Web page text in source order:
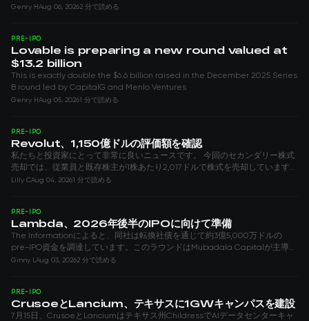
Genry HAug 06, 20262 分で読める
PRE-IPO
Lovable is preparing a new round valued at
$13.2 billion
This is exactly double the $6.6 billion raised in the December 2025 Series
B round led by CapitalG and Menlo Ventures
Genry HAug 05, 20261 分で読める
PRE-IPO
Revolut、1,150億ドルの評価額を確認
私たちと投資家にとって非常に良いニュースです。 今回のセカンダリー株式
売却では、従業員と既存株主が1株あたり2,017ドルで株式を売却しています。
これは2025年11月に設定された750億ドルの評価額を53%上回る水準です。
Lilly CAug 04, 20261 分で読める
PRE-IPO
Lambda、2026年後半のIPOに向けて準備
The Informationによると、同社は転換社債を通じて約3億5,000万ドルの
pre-IPO資金を調達しています。このラウンドはMubadala Capitalが主導し
ています。検討されている条件には、将来の公開価格に対する約20%のディ
Ginny L Aug 03, 20262 分で読める
PRE-IPO
CrusoeとLancium、テキサスに1GWキャンパスを建設
7月15日、CrusoeとLanciumはテキサス州ChildressでAIデータセンターキャ